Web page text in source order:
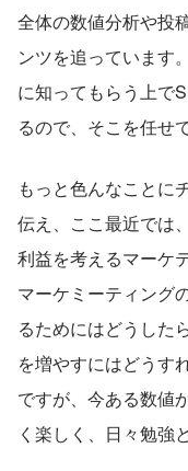
全体の数値分析や投
ンツを追っています
に知ってもらう上で
るので、そこを任せ
もっと色んなことに
伝え、ここ最近では
利益を考えるマーケ
マーケミーティング
るためにはどうした
を増やすにはどうす
ですが、今ある数値
く楽しく、日々勉強